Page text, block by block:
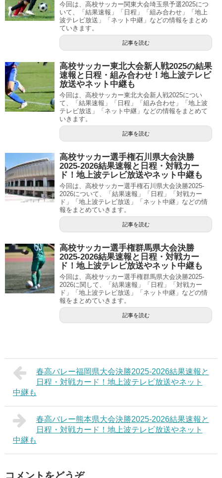
今回は、高校サッカー関東大会埼玉県予選2025につ
いて、「結果速報」「日程」「組み合わせ」「地上
波テレビ放送」「ネット中継」などの情報をまとめ
ていきます。
記事を読む
高校サッカー東北大会新人戦2025の結果
速報と日程・組み合わせ！地上波テレビ
放送やネット中継も
今回は、高校サッカー東北大会新人戦2025につい
て、「結果速報」「日程」「組み合わせ」「地上波
テレビ放送」「ネット中継」などの情報をまとめて
いきます。
記事を読む
高校サッカー選手権石川県大会決勝
2025-2026結果速報と日程・対戦カー
ド！地上波テレビ放送やネット中継も
今回は、高校サッカー選手権石川県大会決勝2025-
2026について、「結果速報」「日程」「対戦カー
ド」「地上波テレビ放送」「ネット中継」などの情
報をまとめていきます。
記事を読む
高校サッカー選手権群馬県大会決勝
2025-2026結果速報と日程・対戦カー
ド！地上波テレビ放送やネット中継も
今回は、高校サッカー選手権群馬県大会決勝2025-
2026に関して、「結果速報」「日程」「対戦カー
ド」「地上波テレビ放送」「ネット中継」などの情
報をまとめていきます。
記事を読む
春高バレー福岡県大会決勝2025-2026結果速報と
日程・対戦カード！地上波テレビ放送やネット
中継も
春高バレー熊本県大会決勝2025-2026結果速報と
日程・対戦カード！地上波テレビ放送やネット
中継も
コメントをどうぞ